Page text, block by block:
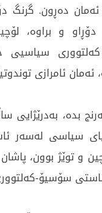
دەڕون. گرنگ
و براوە،
سیاسیی
ئەمان ئامرازی
بدە،
سیاسی لەسەر
و توێژ بوون،
سۆسیۆ-